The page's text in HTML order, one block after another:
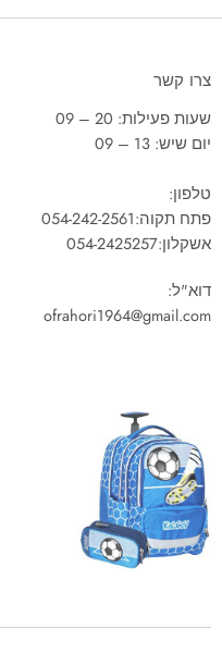
צרו קשר
שעות פעילות: 20 – 09
יום שיש: 13 – 09
טלפון:
פתח תקוה:054-242-2561
אשקלון:054-2425257
דוא"ל:
ofrahori1964@gmail.com